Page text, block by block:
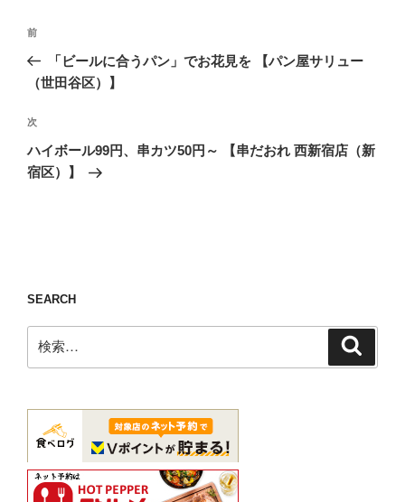
投
ナ
ゲ
ー
シ
前
の
投
前
「ビールに合うパン」でお花見を 【パン屋サリュー
（世田谷区）】
次
の
投
次
ハイボール99円、串カツ50円～ 【串だおれ 西新宿店（新
宿区）】
SEARCH
索: